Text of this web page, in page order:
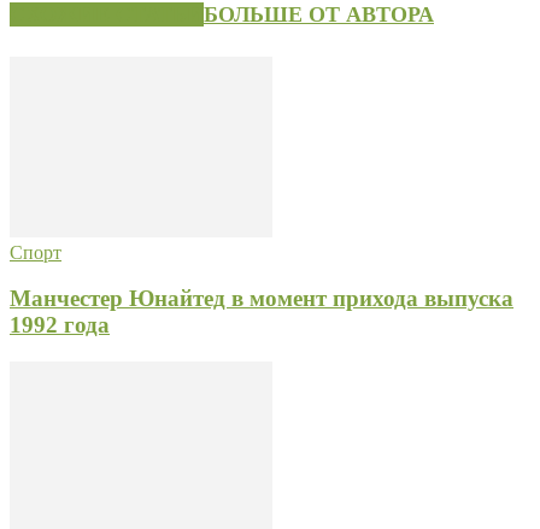
БОЛЬШЕ ОТ АВТОРА
Спорт
Манчестер Юнайтед в момент прихода выпуска
1992 года